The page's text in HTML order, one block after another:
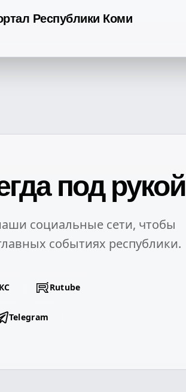
Республики Коми
под рукой
социальные сети, чтобы
событиях республики.
Rutube
Telegram